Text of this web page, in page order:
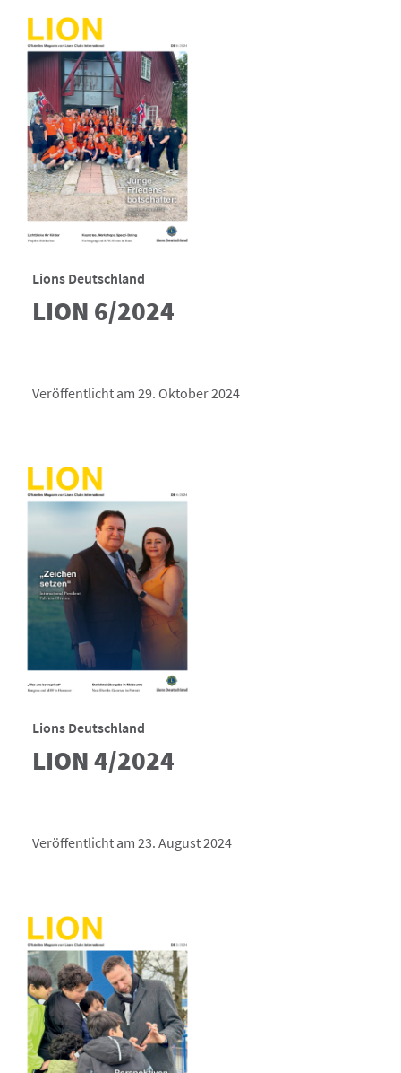
Lions Deutschland
LION 6/2024
Veröffentlicht am 29. Oktober 2024
Lions Deutschland
LION 4/2024
Veröffentlicht am 23. August 2024